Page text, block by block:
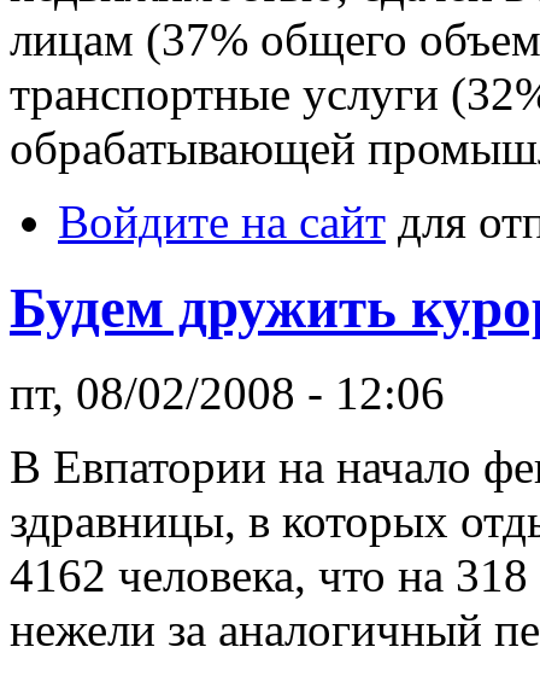
лицам (37% общего
транспортные услуги
обрабатывающей
Войдите на сайт для
Будем дружить
пт, 08/02/2008 - 12:06
В Евпатории на начало
здравницы, в которых
4162 человека, что на
нежели за аналогичный